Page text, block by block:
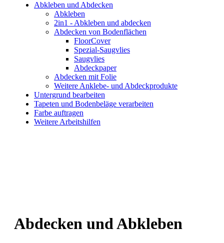
Abkleben und Abdecken
Abkleben
2in1 - Abkleben und abdecken
Abdecken von Bodenflächen
FloorCover
Spezial-Saugvlies
Saugvlies
Abdeckpaper
Abdecken mit Folie
Weitere Anklebe- und Abdeckprodukte
Untergrund bearbeiten
Tapeten und Bodenbeläge verarbeiten
Farbe auftragen
Weitere Arbeitshilfen
Abdecken und Abkleben